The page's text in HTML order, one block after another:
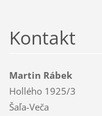
Kontakt
Martin Rábek
Hollého 1925/3
Šaľa-Veča